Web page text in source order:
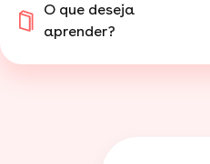
O que deseja
aprender?